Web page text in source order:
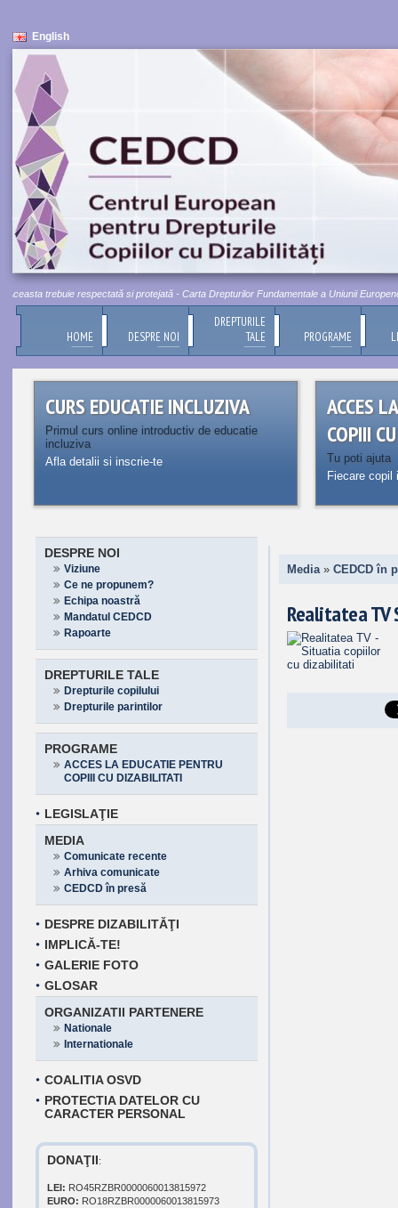
English
trebuie respectată si protejată - Carta Drepturilor Fundamentale a Uniunii Europene,
HOME DESPRE NOI
DREPTURILE
TALE
PROGRAME
CURS EDUCATIE INCLUZIVA
Primul curs online introductiv de educatie
incluziva
Afla detalii si inscrie-te
ACCES
COPIII
Tu poti ajuta
Fiecare
DESPRE NOI
Viziune
Ce ne propunem?
Echipa noastră
Mandatul CEDCD
Rapoarte
DREPTURILE TALE
Drepturile copilului
Drepturile parintilor
PROGRAME
ACCES LA EDUCATIE PENTRU
COPIII CU DIZABILITATI
LEGISLAŢIE
MEDIA
Comunicate recente
Arhiva comunicate
CEDCD în presă
DESPRE DIZABILITĂŢI
IMPLICĂ-TE!
GALERIE FOTO
GLOSAR
ORGANIZATII PARTENERE
Nationale
Internationale
COALITIA OSVD
PROTECTIA DATELOR CU
CARACTER PERSONAL
DONAŢII:
LEI: RO45RZBR0000060013815972
EURO: RO18RZBR0000060013815973
Media» CEDCD în
Realitatea